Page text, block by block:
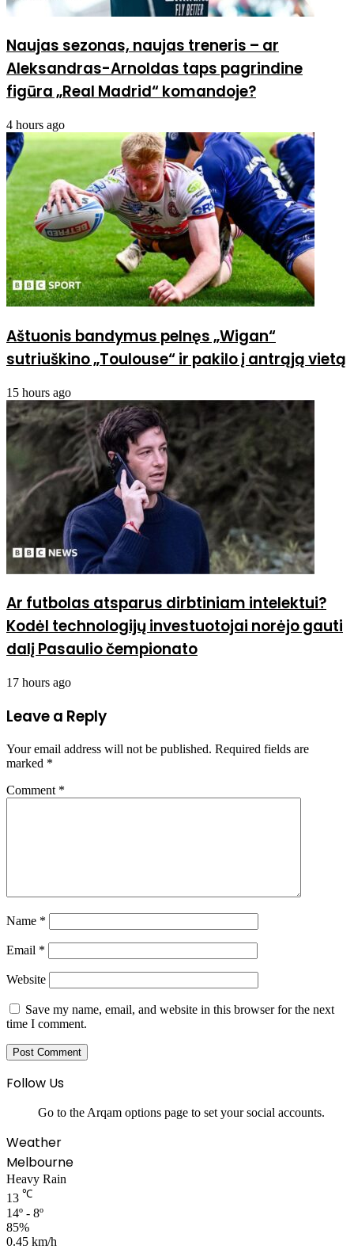
Naujas sezonas, naujas treneris – ar
Aleksandras-Arnoldas taps pagrindine
figūra „Real Madrid“ komandoje?
4 hours ago
Aštuonis bandymus pelnęs „Wigan“
sutriuškino „Toulouse“ ir pakilo į antrąją vietą
15 hours ago
Ar futbolas atsparus dirbtiniam intelektui?
Kodėl technologijų investuotojai norėjo gauti
dalį Pasaulio čempionato
17 hours ago
Leave a Reply
Your email address will not be published. Required fields are
marked *
Comment *
Name *
Email *
Website
Save my name, email, and website in this browser for the next
time I comment.
Follow Us
Go to the Arqam options page to set your social accounts.
Weather
Melbourne
Heavy Rain
13 ℃
14º - 8º
85%
0.45 km/h